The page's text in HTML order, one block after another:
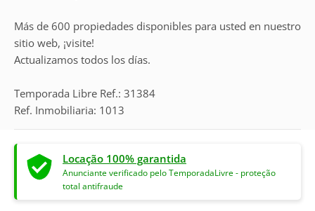
Más de 600 propiedades disponibles para usted en nuestro
sitio web, ¡visite!
Actualizamos todos los días.
Temporada Libre Ref.: 31384
Ref. Inmobiliaria: 1013
Locação 100% garantida
Anunciante verificado pelo TemporadaLivre - proteção
total antifraude